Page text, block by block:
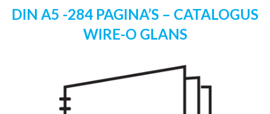
DIN A5 -284 PAGINA’S – CATALOGUS
WIRE-O GLANS